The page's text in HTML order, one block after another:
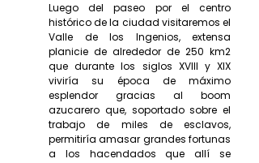
Luego del paseo por el centro
histórico de la ciudad visitaremos el
Valle de los Ingenios, extensa
planicie de alrededor de 250 km2
que durante los siglos XVIII y XIX
viviría su época de máximo
esplendor gracias al boom
azucarero que, soportado sobre el
trabajo de miles de esclavos,
permitiría amasar grandes fortunas
a los hacendados que allí se